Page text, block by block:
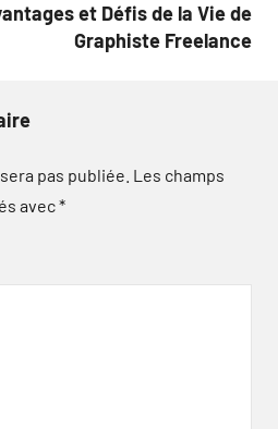
et Défis de la Vie de
Graphiste Freelance
pas publiée. Les champs
avec*